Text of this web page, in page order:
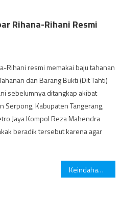
Rihana-Rihani Resmi
Rihani resmi memakai baju tahanan
dan Barang Bukti (Dit Tahti)
sebelumnya ditangkap akibat
Serpong, Kabupaten Tangerang,
Jaya Kompol Reza Mahendra
beradik tersebut karena agar
Keindahan dan Kemewahan Dubai